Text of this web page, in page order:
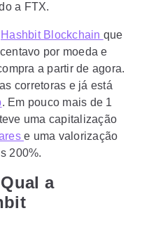
a FTX.
Hashbit Blockchain que
por moeda e
a partir de agora.
corretoras e já está
. Em pouco mais de 1
teve uma capitalização
e uma valorização
200%.
a